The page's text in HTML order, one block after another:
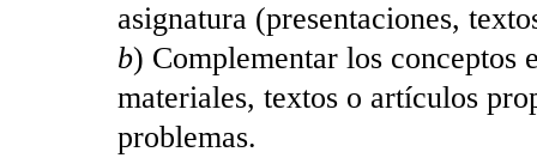
asignatura (presentaciones,
b) Complementar los conceptos
materiales, textos o artículos
problemas.